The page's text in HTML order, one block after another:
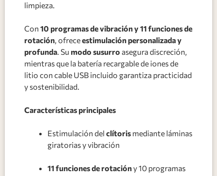
limpieza.
Con 10 programas de vibración y 11 funciones de
rotación, ofreceestimulación personalizada y
profunda. Su modo susurro asegura discreción,
mientras que la batería recargable de iones de
litio con cable USB incluido garantiza practicidad
y sostenibilidad.
Características principales
Estimulación del clítoris mediante láminas
giratorias y vibración
11 funciones de rotacióny 10 programas